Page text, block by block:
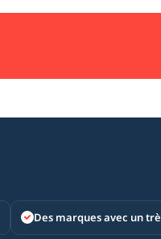
Des marques avec un